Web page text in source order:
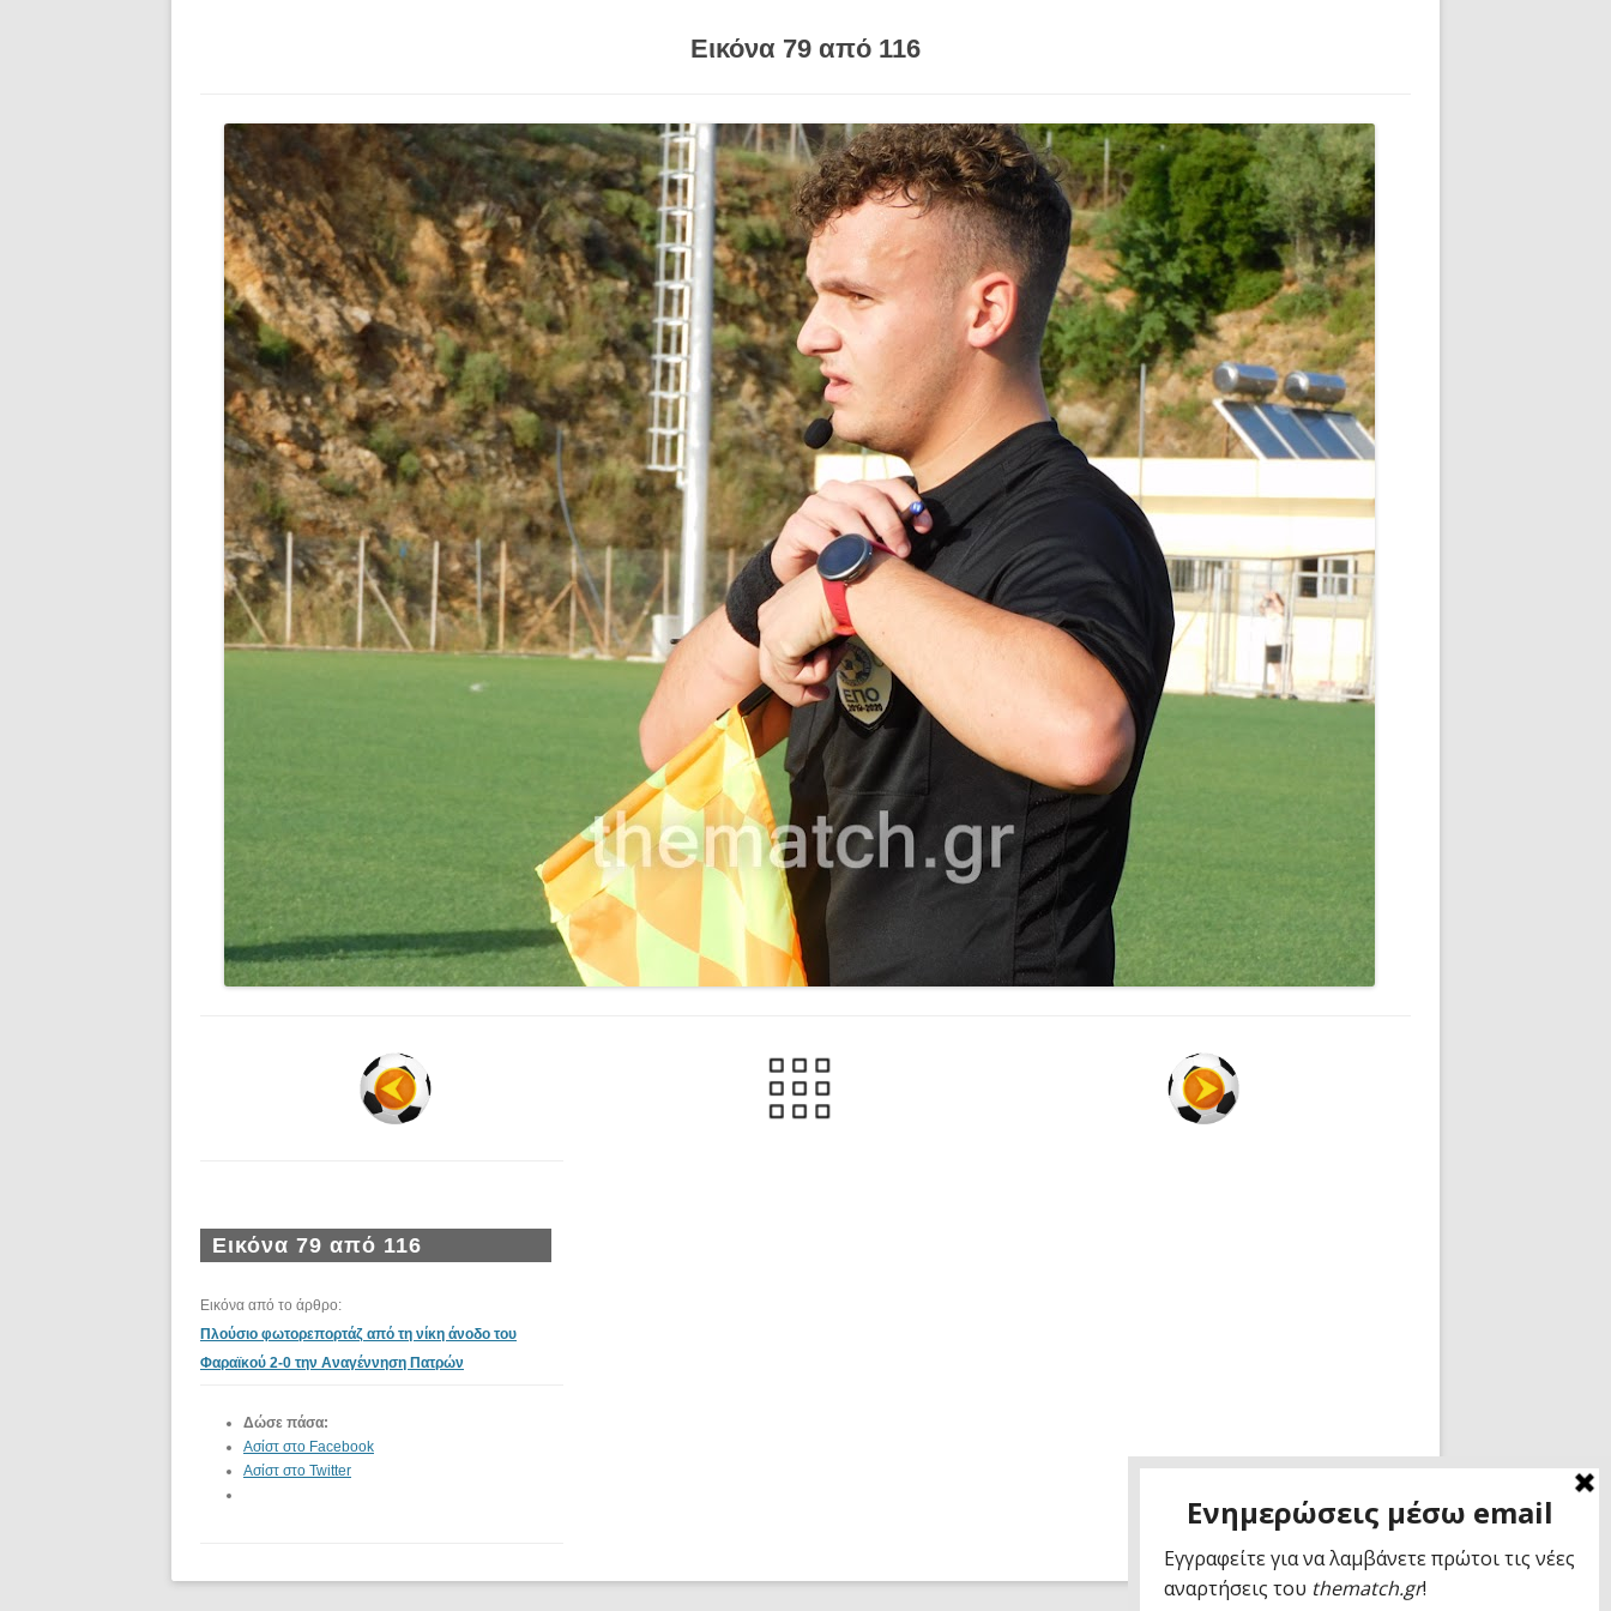
Εικόνα 79 από 116
Εικόνα 79 από 116
Εικόνα από το άρθρο:
Πλούσιο φωτορεπορτάζ από τη νίκη άνοδο του
Φαραϊκού 2-0 την Αναγέννηση Πατρών
Δώσε πάσα:
Ασίστ στο Facebook
Ασίστ στο Twitter